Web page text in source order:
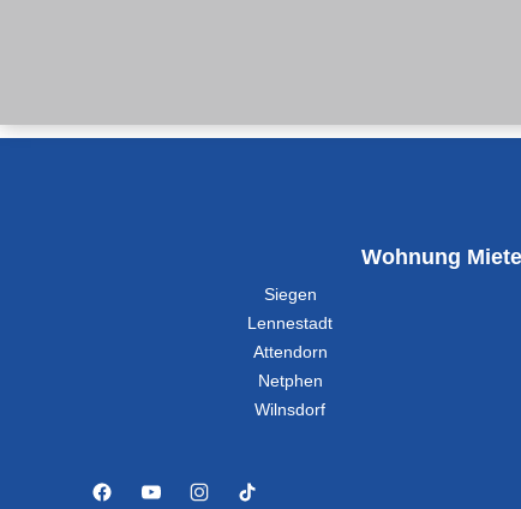
Wohnung
Siegen
Lennestadt
Attendorn
Netphen
Wilnsdorf